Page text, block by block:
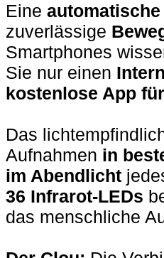
Eine
zuverlässige
Smartphones
Sie nur einen
kostenlose App
Das
Aufnahmen in
im Abendlicht
36 Infrarot-LEDs
das menschliche